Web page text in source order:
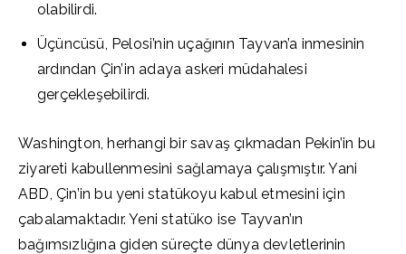
olabilirdi.
Üçüncüsü, Pelosi’nin uçağının Tayvan’a inmesinin
ardından Çin’in adaya askeri müdahalesi
gerçekleşebilirdi.
Washington, herhangi bir savaş çıkmadan Pekin’in bu
ziyareti kabullenmesini sağlamaya çalışmıştır. Yani
ABD, Çin’in bu yeni statükoyu kabul etmesini için
çabalamaktadır. Yeni statüko ise Tayvan’ın
bağımsızlığına giden süreçte dünya devletlerinin